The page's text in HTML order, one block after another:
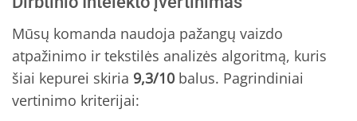
Mūsų komanda naudoja pažangų vaizdo
atpažinimo ir tekstilės analizės algoritmą, kuris
šiai kepurei skiria 9,3/10 balus. Pagrindiniai
vertinimo kriterijai: